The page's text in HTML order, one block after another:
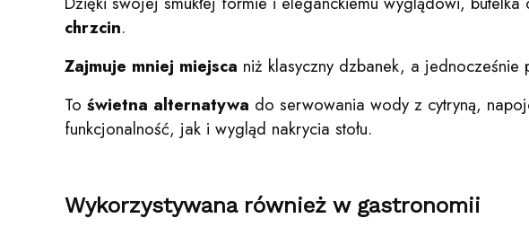
chrzcin.
Zajmuje mniej miejsca niż klasyczny dzbanek, a
To świetna alternatywa do serwowania wody z cytryną,
funkcjonalność, jak i wygląd nakrycia stołu.
Wykorzystywana również w gastronomii